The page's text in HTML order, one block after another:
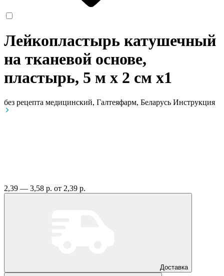
Лейкопластырь катушечный
на тканевой основе,
пластырь, 5 м х 2 см x1
без рецепта медицинский, Галтеяфарм, Беларусь Инструкция
2,39 — 3,58 р. от 2,39 р.
Доставка